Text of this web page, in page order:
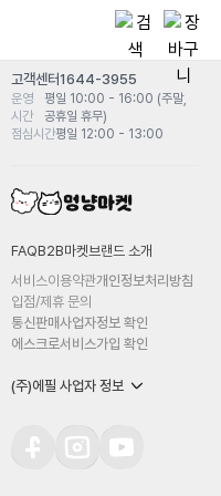
고객센터1644-3955
운영
시간
평일 10:00 - 16:00 (주말,
공휴일 휴무)
점심시간평일 12:00 - 13:00
FAQB2B마켓 브랜드 소개
서비스이용약관개인정보처리방침
입점/제휴 문의
통신판매사업자정보 확인
에스크로서비스가입 확인
(주)에필 사업자 정보